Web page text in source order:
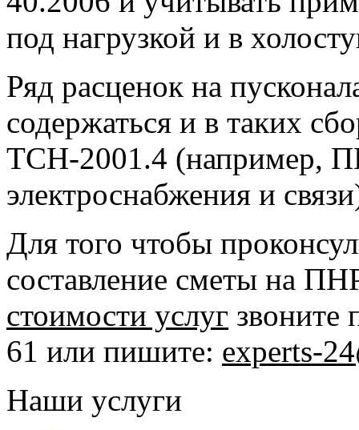
под нагрузкой и в
Ряд расценок на
содержаться и в таких
ТСН-2001.4 (например,
электроснабжения и
Для того чтобы
составление сметы на
стоимости услуг звоните
61 или пишите: experts-
Наши услуги